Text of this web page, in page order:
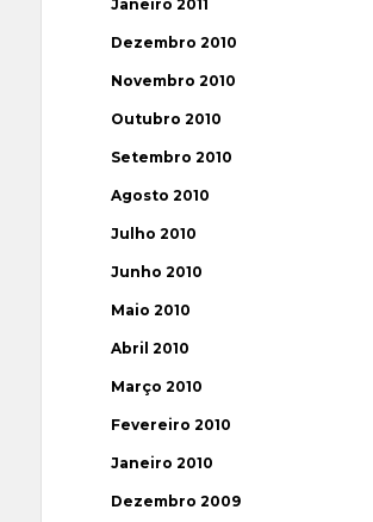
Janeiro 2011
Dezembro 2010
Novembro 2010
Outubro 2010
Setembro 2010
Agosto 2010
Julho 2010
Junho 2010
Maio 2010
Abril 2010
Março 2010
Fevereiro 2010
Janeiro 2010
Dezembro 2009